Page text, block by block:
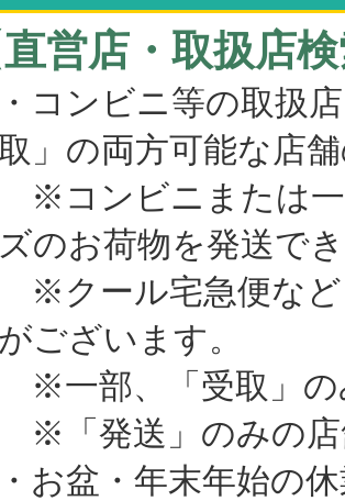
直営店・取扱店
コンビニ等の取扱
」の両方可能な店
ンビニまたは一
ズのお荷物を発送で
ール宅急便など
がございます。
部、「受取」の
発送」のみの店
お盆・年末年始の